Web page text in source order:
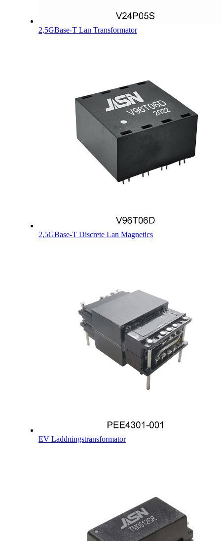
2,5GBase-T Lan Transformator
2,5GBase-T Discrete Lan Magnetics
EV Laddningstransformator